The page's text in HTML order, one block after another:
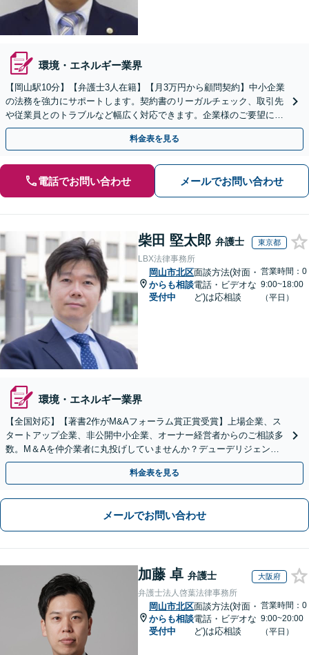
環境・エネルギー業界
【岡山駅10分】【弁護士3人在籍】【月3万円から顧問契約】中小企業
の法務を強力にサポートします。契約書のリーガルチェック、取引先
や従業員とのトラブルなど幅広く対応できます。企業様のご要望に沿
えるよう尽力します【土日祝／夜間対応可】
料金表を見る
電話でお問い合わせ メールでお問い合わせ
柴田 堅太郎 弁護士 東京都
LBX法律事務所
岡山市北区
からも相談
受付中
面談方法(対面・
電話・ビデオな
ど)は応相談
営業時間：0
9:00~18:00
（平日）
環境・エネルギー業界
【全国対応】【著書2作がM&Aフォーラム賞正賞受賞】上場企業、ス
タートアップ企業、非公開中小企業、オーナー経営者からのご相談多
数。M＆Aを仲介業者に丸投げしていませんか？デューデリジェンス
や契約書作成・交渉はお任せください【初回無料】
料金表を見る
メールでお問い合わせ
加藤 卓 弁護士 大阪府
弁護士法人啓葉法律事務所
岡山市北区
からも相談
受付中
面談方法(対面・
電話・ビデオな
ど)は応相談
営業時間：0
9:00~20:00
（平日）